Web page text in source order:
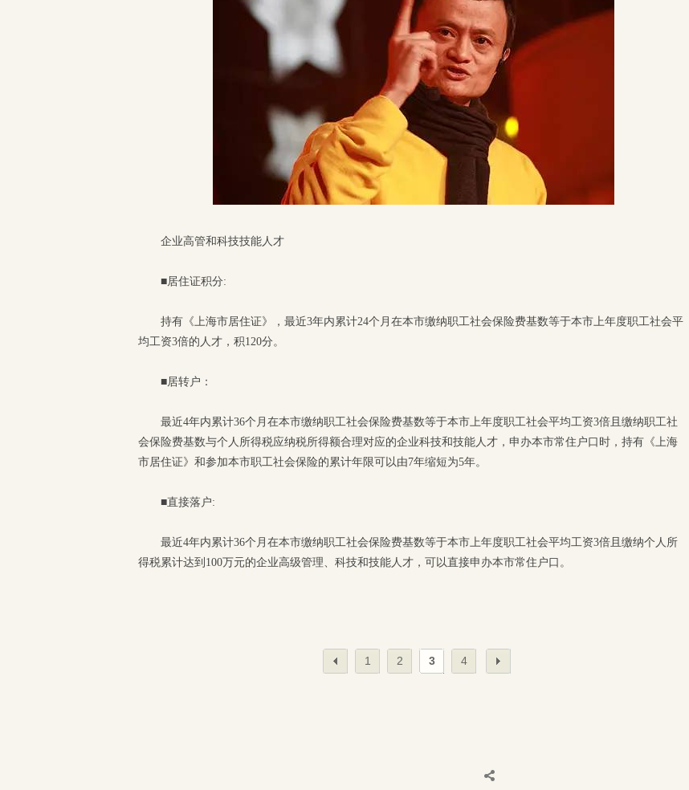
企业高管和科技技能人才
■居住证积分:
持有《上海市居住证》，最近3年内累计24个月在本市缴纳职工社会保险费基数等于本市上年度职工社会平
均工资3倍的人才，积120分。
■居转户：
最近4年内累计36个月在本市缴纳职工社会保险费基数等于本市上年度职工社会平均工资3倍且缴纳职工社
会保险费基数与个人所得税应纳税所得额合理对应的企业科技和技能人才，申办本市常住户口时，持有《上海
市居住证》和参加本市职工社会保险的累计年限可以由7年缩短为5年。
■直接落户:
最近4年内累计36个月在本市缴纳职工社会保险费基数等于本市上年度职工社会平均工资3倍且缴纳个人所
得税累计达到100万元的企业高级管理、科技和技能人才，可以直接申办本市常住户口。
1 2 3 4